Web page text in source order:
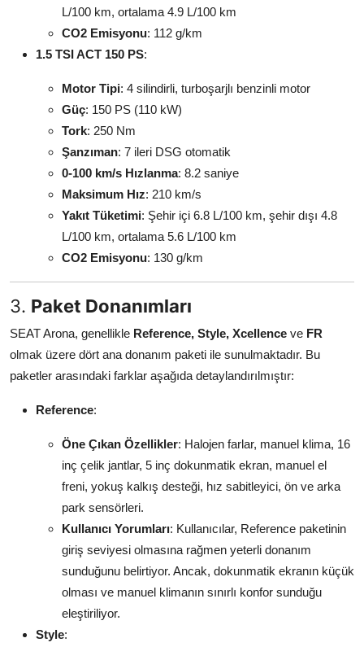
L/100 km, ortalama 4.9 L/100 km
CO2 Emisyonu: 112 g/km
1.5 TSI ACT 150 PS:
Motor Tipi: 4 silindirli, turboşarjlı benzinli motor
Güç: 150 PS (110 kW)
Tork: 250 Nm
Şanzıman: 7 ileri DSG otomatik
0-100 km/s Hızlanma: 8.2 saniye
Maksimum Hız: 210 km/s
Yakıt Tüketimi: Şehir içi 6.8 L/100 km, şehir dışı 4.8
L/100 km, ortalama 5.6 L/100 km
CO2 Emisyonu: 130 g/km
3. Paket Donanımları
SEAT Arona, genellikle Reference, Style, Xcellence ve FR
olmak üzere dört ana donanım paketi ile sunulmaktadır. Bu
paketler arasındaki farklar aşağıda detaylandırılmıştır:
Reference:
Öne Çıkan Özellikler: Halojen farlar, manuel klima, 16
inç çelik jantlar, 5 inç dokunmatik ekran, manuel el
freni, yokuş kalkış desteği, hız sabitleyici, ön ve arka
park sensörleri.
Kullanıcı Yorumları: Kullanıcılar, Reference paketinin
giriş seviyesi olmasına rağmen yeterli donanım
sunduğunu belirtiyor. Ancak, dokunmatik ekranın küçük
olması ve manuel klimanın sınırlı konfor sunduğu
eleştiriliyor.
Style: